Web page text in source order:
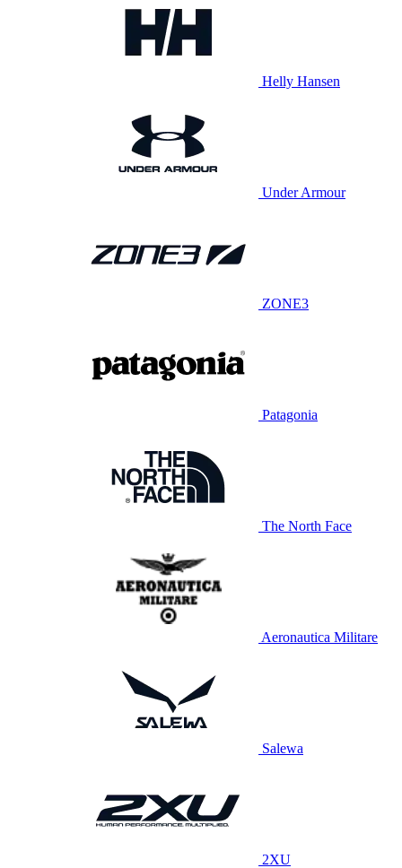
Helly Hansen
Under Armour
ZONE3
Patagonia
The North Face
Aeronautica Militare
Salewa
2XU